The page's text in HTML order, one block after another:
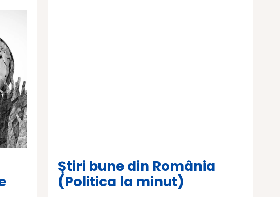
Știri bune din România
(Politica la minut)